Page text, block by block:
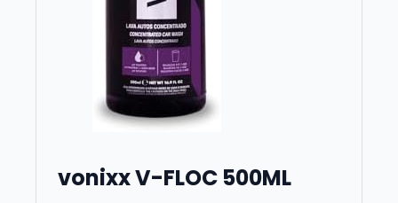
vonixx V-FLOC 500ML